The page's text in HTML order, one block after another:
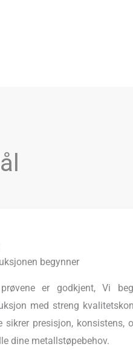
begynner
er godkjent, Vi
med streng
sikrer presisjon, konsistens,
dine metallstøpebehov.